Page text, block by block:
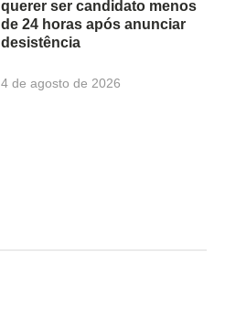
querer ser candidato menos
de 24 horas após anunciar
desistência
4 de agosto de 2026